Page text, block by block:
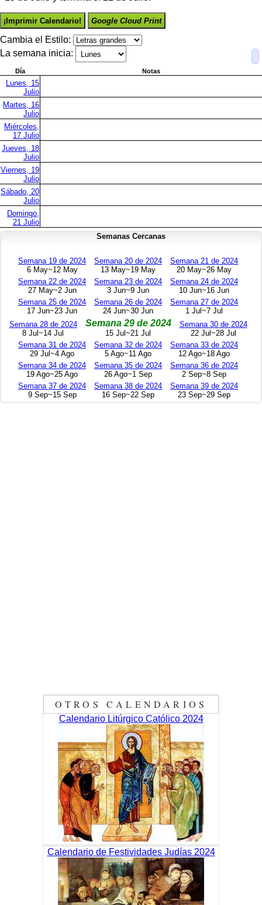
¡Imprimir Calendario! Google Cloud Print
Cambia el Estilo:
La semana inicia:
Día Notas
Lunes, 15
Julio
Martes, 16
Julio
Miércoles,
17 Julio
Jueves, 18
Julio
Viernes, 19
Julio
Sábado, 20
Julio
Domingo,
21 Julio
Semanas Cercanas
Semana 19 de 2024
6 May~12 May
Semana 20 de 2024
13 May~19 May
Semana 21 de 2024
20 May~26 May
Semana 22 de 2024
27 May~2 Jun
Semana 23 de 2024
3 Jun~9 Jun
Semana 24 de 2024
10 Jun~16 Jun
Semana 25 de 2024
17 Jun~23 Jun
Semana 26 de 2024
24 Jun~30 Jun
Semana 27 de 2024
1 Jul~7 Jul
Semana 28 de 2024
8 Jul~14 Jul
Semana 29 de 2024
15 Jul~21 Jul
Semana 30 de 2024
22 Jul~28 Jul
Semana 31 de 2024
29 Jul~4 Ago
Semana 32 de 2024
5 Ago~11 Ago
Semana 33 de 2024
12 Ago~18 Ago
Semana 34 de 2024
19 Ago~25 Ago
Semana 35 de 2024
26 Ago~1 Sep
Semana 36 de 2024
2 Sep~8 Sep
Semana 37 de 2024
9 Sep~15 Sep
Semana 38 de 2024
16 Sep~22 Sep
Semana 39 de 2024
23 Sep~29 Sep
OTROS CALENDARIOS
Calendario Litúrgico Católico 2024
Calendario de Festividades Judías 2024